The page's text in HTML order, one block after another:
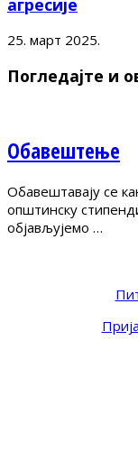
25. март 2025.
Погледајте и
Обавештење
Обавештавају се
општинску
објављујемо …